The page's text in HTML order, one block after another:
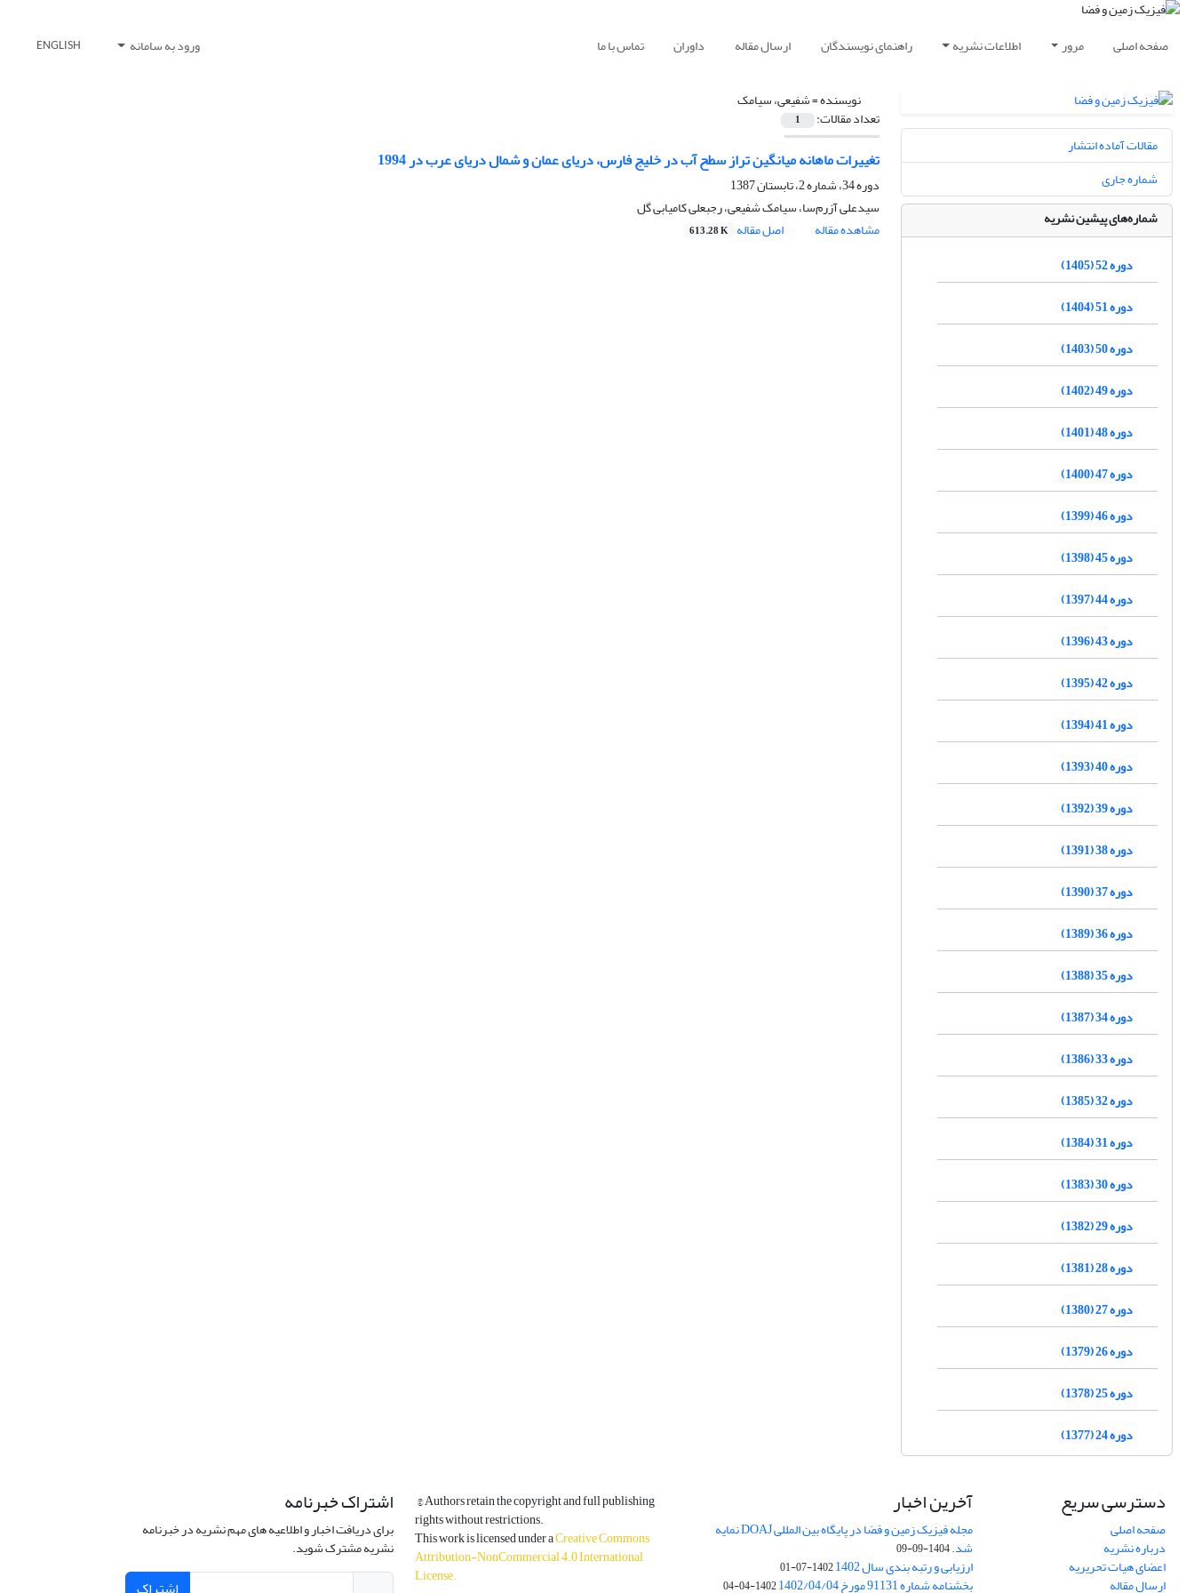
صفحه اصلی مرور اطلاعات نشریه راهنمای نویسندگان ارسال مقاله داوران تماس با ما ورود به سامانه ENGLISH
نویسنده =شفیعی، سیامک
تعداد مقالات: 1
تغییرات ماهانه میانگین تراز سطح آب در خلیج فارس، دریای عمان و شمال دریای عرب در 1994
دوره 34، شماره 2، تابستان 1387
سیدعلی آزرم‌سا، سیامک شفیعی، رجبعلی کامیابی گل
مشاهده مقاله
اصل مقاله 613.28 K
مقالات آماده انتشار
شماره جاری
شماره‌های پیشین نشریه
دوره 52 (1405)
دوره 51 (1404)
دوره 50 (1403)
دوره 49 (1402)
دوره 48 (1401)
دوره 47 (1400)
دوره 46 (1399)
دوره 45 (1398)
دوره 44 (1397)
دوره 43 (1396)
دوره 42 (1395)
دوره 41 (1394)
دوره 40 (1393)
دوره 39 (1392)
دوره 38 (1391)
دوره 37 (1390)
دوره 36 (1389)
دوره 35 (1388)
دوره 34 (1387)
دوره 33 (1386)
دوره 32 (1385)
دوره 31 (1384)
دوره 30 (1383)
دوره 29 (1382)
دوره 28 (1381)
دوره 27 (1380)
دوره 26 (1379)
دوره 25 (1378)
دوره 24 (1377)
دسترسی سریع
صفحه اصلی
درباره نشریه
اعضای هیات تحریریه
ارسال مقاله
آخرین اخبار
مجله فیزیک زمین و فضا در پایگاه بین المللی DOAJ نمایه
شد.1404-09-09
ارزیابی و رتبه بندی سال 1402 1402-07-01
بخشنامه شماره 91131 مورخ 1402/04/04 1402-04-04
© Authors retain the copyright and full publishing
rights without restrictions.
This work is licensed under aCreative Commons
Attribution-NonCommercial 4.0 International
License.
اشتراک خبرنامه
برای دریافت اخبار و اطلاعیه های مهم نشریه در خبرنامه
نشریه مشترک شوید.